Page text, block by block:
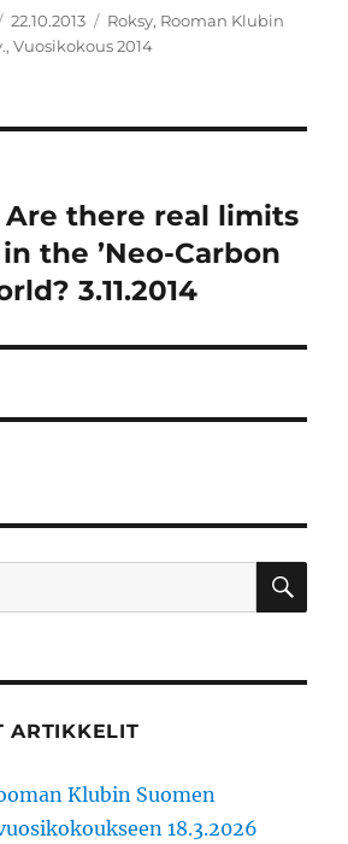
Julkaistu
22.10.2013 Avainsanat
Roksy, Rooman Klubin
,Vuosikokous 2014
there real limits
the ’Neo-Carbon
3.11.2014
ARTIKKELIT
Klubin Suomen
18.3.2026